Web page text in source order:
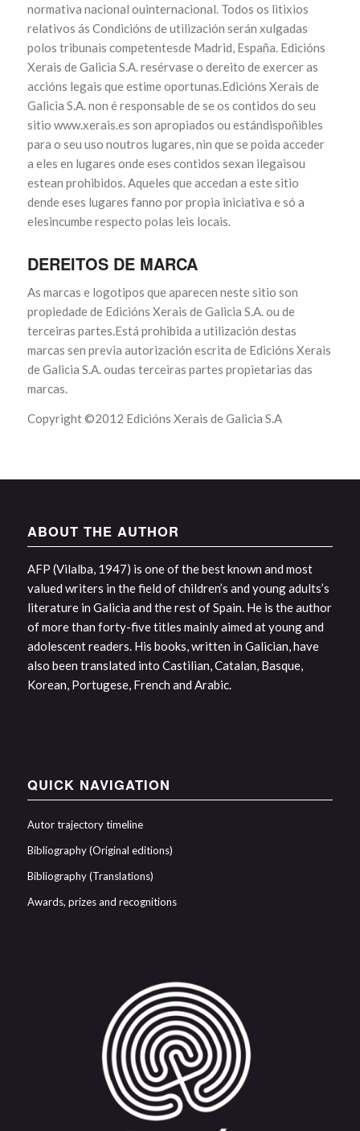
normativa nacional ouinternacional. Todos os litixios
relativos ás Condicións de utilización serán xulgadas
polos tribunais competentesde Madrid, España. Edicións
Xerais de Galicia S.A. resérvase o dereito de exercer as
accións legais que estime oportunas.Edicións Xerais de
Galicia S.A. non é responsable de se os contidos do seu
sitio www.xerais.es son apropiados ou estándispoñibles
para o seu uso noutros lugares, nin que se poida acceder
a eles en lugares onde eses contidos sexan ilegaisou
estean prohibidos. Aqueles que accedan a este sitio
dende eses lugares fanno por propia iniciativa e só a
elesincumbe respecto polas leis locais.
DEREITOS DE MARCA
As marcas e logotipos que aparecen neste sitio son
propiedade de Edicións Xerais de Galicia S.A. ou de
terceiras partes.Está prohibida a utilización destas
marcas sen previa autorización escrita de Edicións Xerais
de Galicia S.A. oudas terceiras partes propietarias das
marcas.
Copyright ©2012 Edicións Xerais de Galicia S.A
ABOUT THE AUTHOR
AFP (Vilalba, 1947) is one of the best known and most
valued writers in the field of children’s and young adults’s
literature in Galicia and the rest of Spain. He is the author
of more than forty-five titles mainly aimed at young and
adolescent readers. His books, written in Galician, have
also been translated into Castilian, Catalan, Basque,
Korean, Portugese, French and Arabic.
QUICK NAVIGATION
Autor trajectory timeline
Bibliography (Original editions)
Bibliography (Translations)
Awards, prizes and recognitions